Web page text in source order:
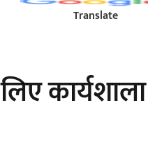
Translate
कार्यशाला